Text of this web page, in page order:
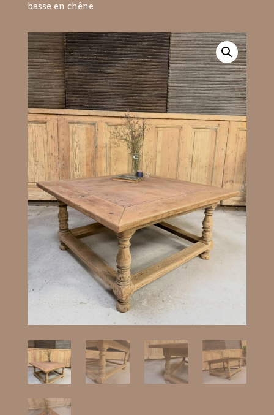
basse en chêne